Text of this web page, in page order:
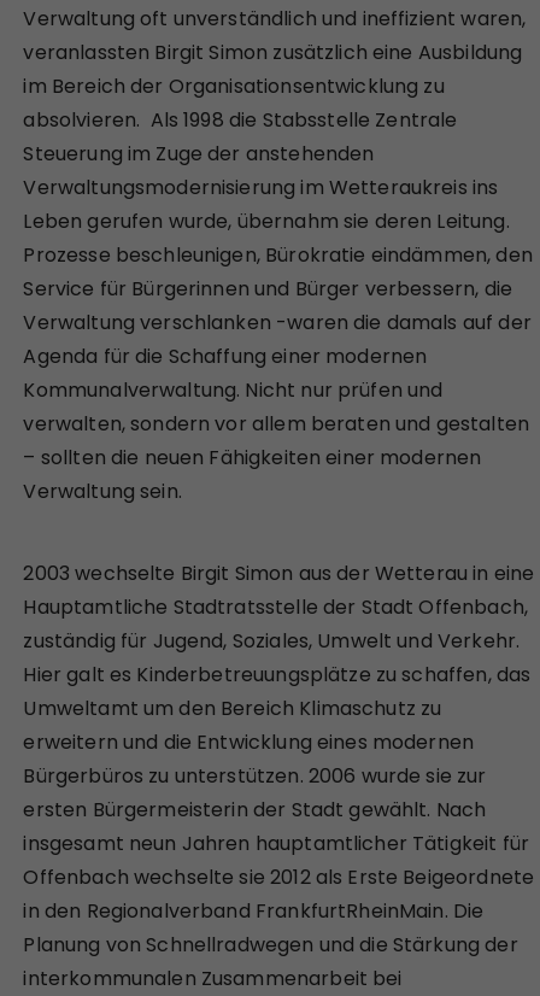
Verwaltung oft unverständlich und ineffizient waren,
veranlassten Birgit Simon zusätzlich eine Ausbildung
im Bereich der Organisationsentwicklung zu
absolvieren. Als 1998 die Stabsstelle Zentrale
Steuerung im Zuge der anstehenden
Verwaltungsmodernisierung im Wetteraukreis ins
Leben gerufen wurde, übernahm sie deren Leitung.
Prozesse beschleunigen, Bürokratie eindämmen, den
Service für Bürgerinnen und Bürger verbessern, die
Verwaltung verschlanken -waren die damals auf der
Agenda für die Schaffung einer modernen
Kommunalverwaltung. Nicht nur prüfen und
verwalten, sondern vor allem beraten und gestalten
– sollten die neuen Fähigkeiten einer modernen
Verwaltung sein.
2003 wechselte Birgit Simon aus der Wetterau in eine
Hauptamtliche Stadtratsstelle der Stadt Offenbach,
zuständig für Jugend, Soziales, Umwelt und Verkehr.
Hier galt es Kinderbetreuungsplätze zu schaffen, das
Umweltamt um den Bereich Klimaschutz zu
erweitern und die Entwicklung eines modernen
Bürgerbüros zu unterstützen. 2006 wurde sie zur
ersten Bürgermeisterin der Stadt gewählt. Nach
insgesamt neun Jahren hauptamtlicher Tätigkeit für
Offenbach wechselte sie 2012 als Erste Beigeordnete
in den Regionalverband FrankfurtRheinMain. Die
Planung von Schnellradwegen und die Stärkung der
interkommunalen Zusammenarbeit bei